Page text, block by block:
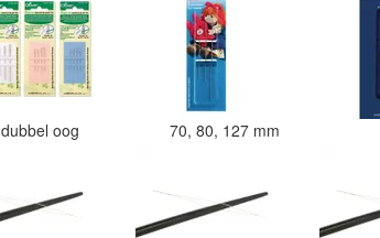
dubbel oog 70, 80, 127 mm